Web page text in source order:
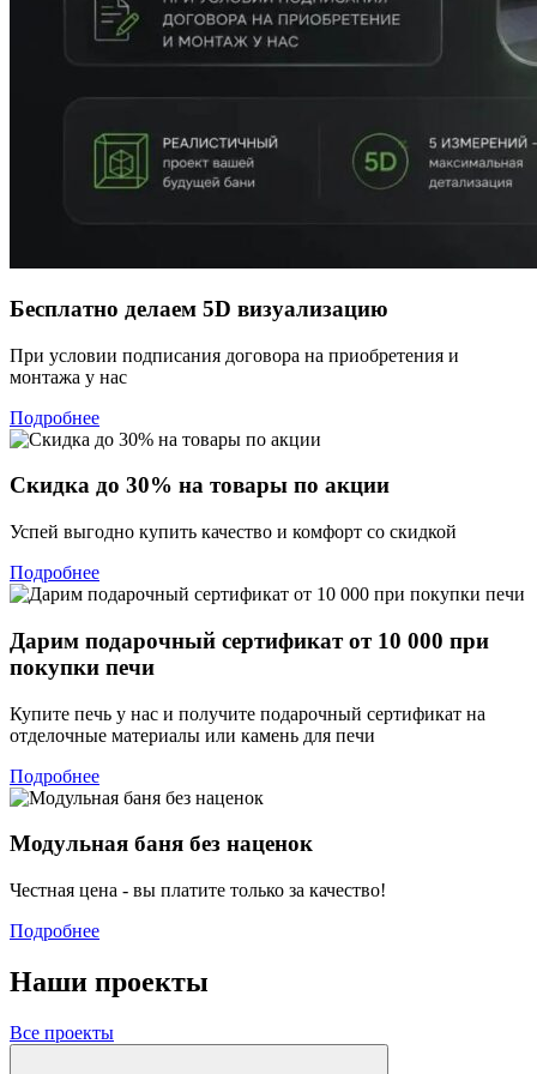
Бесплатно делаем 5D визуализацию
При условии подписания договора на приобретения и
монтажа у нас
Подробнее
Скидка до 30% на товары по акции
Успей выгодно купить качество и комфорт со скидкой
Подробнее
Дарим подарочный сертификат от 10 000 при
покупки печи
Купите печь у нас и получите подарочный сертификат на
отделочные материалы или камень для печи
Подробнее
Модульная баня без наценок
Честная цена - вы платите только за качество!
Подробнее
Наши проекты
Все проекты